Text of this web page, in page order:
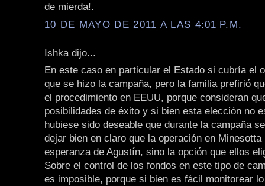
de mierda!.
10 DE MAYO DE 2011 A LAS 4:01 P.M.
Ishka dijo...
En este caso en particular el Estado si cubría el
que se hizo la campaña, pero la familia prefirió
el procedimiento en EEUU, porque consideran
posibilidades de éxito y si bien esta elección no
hubiese sido deseable que durante la campaña
dejar bien en claro que la operación en
esperanza de Agustín, sino la opción que ellos
Sobre el control de los fondos en este tipo de
es imposible, porque si bien es fácil monitorear